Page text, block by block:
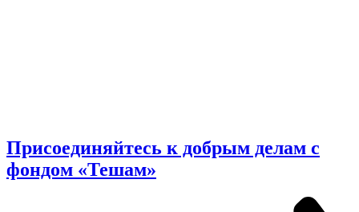
Присоединяйтесь к добрым делам с
фондом «Тешам»